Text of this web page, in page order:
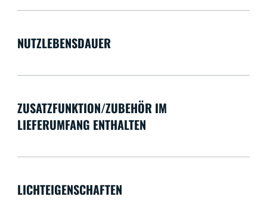
NUTZLEBENSDAUER
ZUSATZFUNKTION/ZUBEHÖR IM
LIEFERUMFANG ENTHALTEN
LICHTEIGENSCHAFTEN